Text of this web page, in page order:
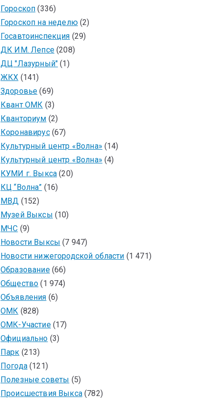
Гороскоп (336)
Гороскоп на неделю(2)
Госавтоинспекция (29)
ДК ИМ. Лепсе(208)
ДЦ "Лазурный" (1)
ЖКХ (141)
Здоровье (69)
Квант ОМК (3)
Кванториум (2)
Коронавирус(67)
Культурный центр «Волна» (14)
Культурный центр «Волна» (4)
КУМИ г. Выкса (20)
КЦ “Волна” (16)
МВД (152)
Музей Выксы (10)
МЧС (9)
Новости Выксы (7 947)
Новости нижегородской области (1 471)
Образование(66)
Общество (1 974)
Объявления (6)
ОМК (828)
ОМК-Участие(17)
Официально (3)
Парк (213)
Погода(121)
Полезные советы (5)
Происшествия Выкса(782)